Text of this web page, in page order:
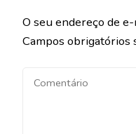
O seu endereço de
Campos obrigatórios